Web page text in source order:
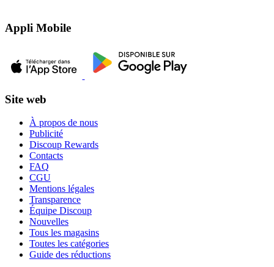
Appli Mobile
Site web
À propos de nous
Publicité
Discoup Rewards
Contacts
FAQ
CGU
Mentions légales
Transparence
Équipe Discoup
Nouvelles
Tous les magasins
Toutes les catégories
Guide des réductions